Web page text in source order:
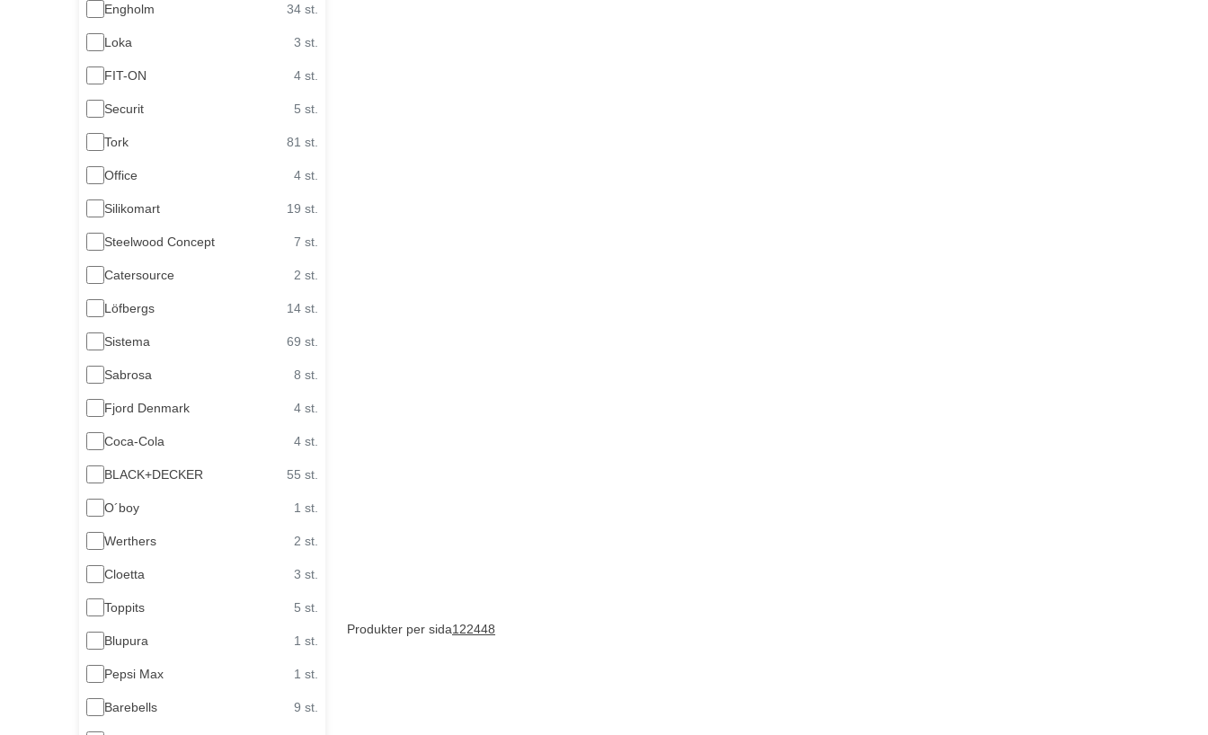
Engholm 34 st.
Loka 3 st.
FIT-ON 4 st.
Securit 5 st.
Tork 81 st.
Office 4 st.
Silikomart 19 st.
Steelwood Concept 7 st.
Catersource 2 st.
Löfbergs 14 st.
Sistema 69 st.
Sabrosa 8 st.
Fjord Denmark 4 st.
Coca-Cola 4 st.
BLACK+DECKER 55 st.
O´boy 1 st.
Werthers 2 st.
Cloetta 3 st.
Toppits 5 st.
Blupura 1 st.
Pepsi Max 1 st.
Barebells 9 st.
Produkter per sida122448